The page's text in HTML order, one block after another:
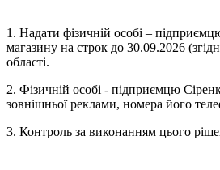
1. Надати фізичній особі –
магазину на строк до 30.09.2026
області.
2. Фізичній особі - підприємцю
зовнішньої реклами, номера його
3. Контроль за виконанням цього